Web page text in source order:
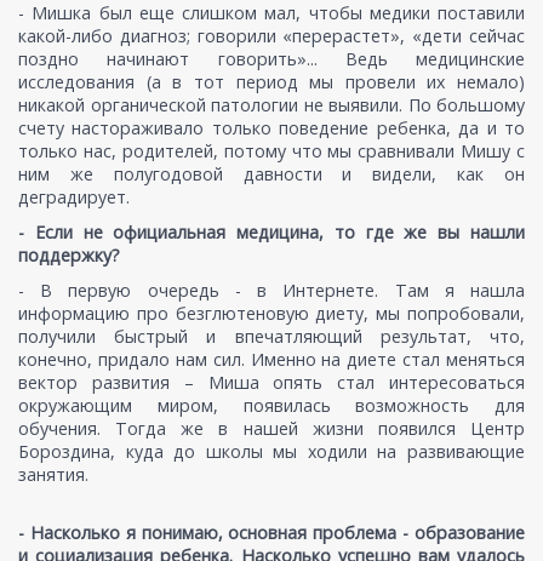
- Мишка был еще слишком мал, чтобы медики поставили
какой-либо диагноз; говорили «перерастет», «дети сейчас
поздно начинают говорить»... Ведь медицинские
исследования (а в тот период мы провели их немало)
никакой органической патологии не выявили. По большому
счету настораживало только поведение ребенка, да и то
только нас, родителей, потому что мы сравнивали Мишу с
ним же полугодовой давности и видели, как он
деградирует.
- Если не официальная медицина, то где же вы нашли
поддержку?
- В первую очередь - в Интернете. Там я нашла
информацию про безглютеновую диету, мы попробовали,
получили быстрый и впечатляющий результат, что,
конечно, придало нам сил. Именно на диете стал меняться
вектор развития – Миша опять стал интересоваться
окружающим миром, появилась возможность для
обучения. Тогда же в нашей жизни появился Центр
Бороздина, куда до школы мы ходили на развивающие
занятия.
- Насколько я понимаю, основная проблема - образование
и социализация ребенка. Насколько успешно вам удалось